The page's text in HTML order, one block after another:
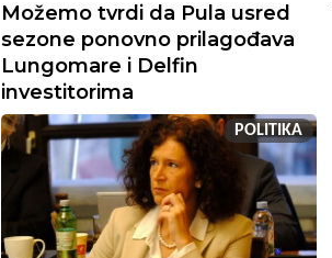
Možemo tvrdi da Pula usred
sezone ponovno prilagođava
Lungomare i Delfin
investitorima
POLITIKA